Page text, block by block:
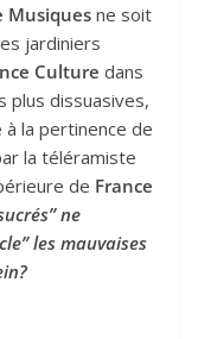
Musiques ne soit
jardiniers
Culture dans
plus dissuasives,
à la pertinence de
la téléramiste
de France
ne
les mauvaises